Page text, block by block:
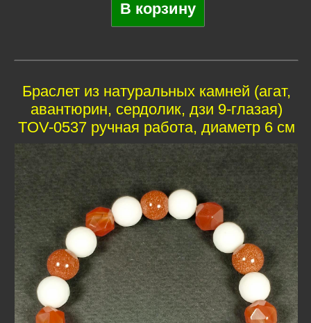
Браслет из натуральных камней (агат,
авантюрин, сердолик, дзи 9-глазая)
TOV-0537 ручная работа, диаметр 6 см